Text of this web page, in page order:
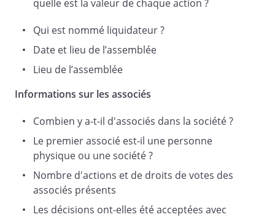
sociale de la société sera suivie de la
mention « société en liquidation ». Cette
devront figurer sur tous les actes et
documents émanant de la société et
destinés aux tiers.
L'assemblée générale décide de fixer le
siège social de la liquidation au siège
quelle est la valeur de chaque action ?
Qui est nommé liquidateur ?
Date et lieu de l’assemblée
Lieu de l’assemblée
Informations sur les associés
Combien y a-t-il d'associés dans la société ?
Le premier associé est-il une personne
physique ou une société ?
Nombre d'actions et de droits de votes des
associés présents
Les décisions ont-elles été acceptées avec